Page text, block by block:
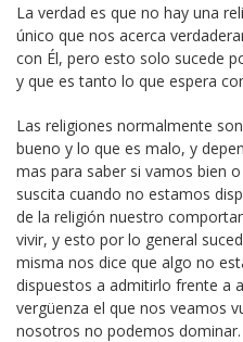
La verdad es que no hay una
único que nos acerca
con Él, pero esto solo sucede
y que es tanto lo que espera
Las religiones normalmente
bueno y lo que es malo, y
mas para saber si vamos bien
suscita cuando no estamos
de la religión nuestro
vivir, y esto por lo general
misma nos dice que algo no
dispuestos a admitirlo frente a
vergüenza el que nos veamos
nosotros no podemos dominar.